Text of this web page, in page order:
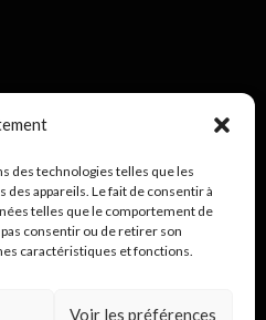
des technologies telles que les
appareils. Le fait de consentir à
telles que le comportement de
consentir ou de retirer son
caractéristiques et fonctions.
Voir les préférences